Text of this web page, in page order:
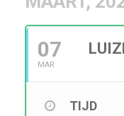
07
MAR
TIJD